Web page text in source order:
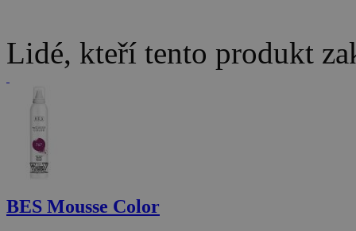
Lidé, kteří tento produkt
BES Mousse Color